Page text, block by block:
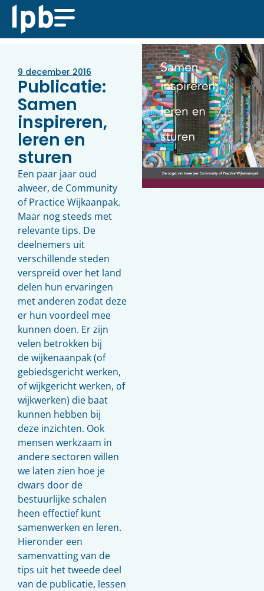
9 december 2016
Publicatie:
Samen
inspireren,
leren en
sturen
Een paar jaar oud
alweer, de Community
of Practice Wijkaanpak.
Maar nog steeds met
relevante tips. De
deelnemers uit
verschillende steden
verspreid over het land
delen hun ervaringen
met anderen zodat deze
er hun voordeel mee
kunnen doen. Er zijn
velen betrokken bij
de wijkenaanpak (of
gebiedsgericht werken,
of wijkgericht werken, of
wijkwerken) die baat
kunnen hebben bij
deze inzichten. Ook
mensen werkzaam in
andere sectoren willen
we laten zien hoe je
dwars door de
bestuurlijke schalen
heen effectief kunt
samenwerken en leren.
Hieronder een
samenvatting van de
tips uit het tweede deel
van de publicatie, lessen